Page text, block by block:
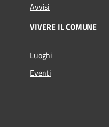
Avvisi
VIVERE IL COMUNE
Luoghi
Eventi